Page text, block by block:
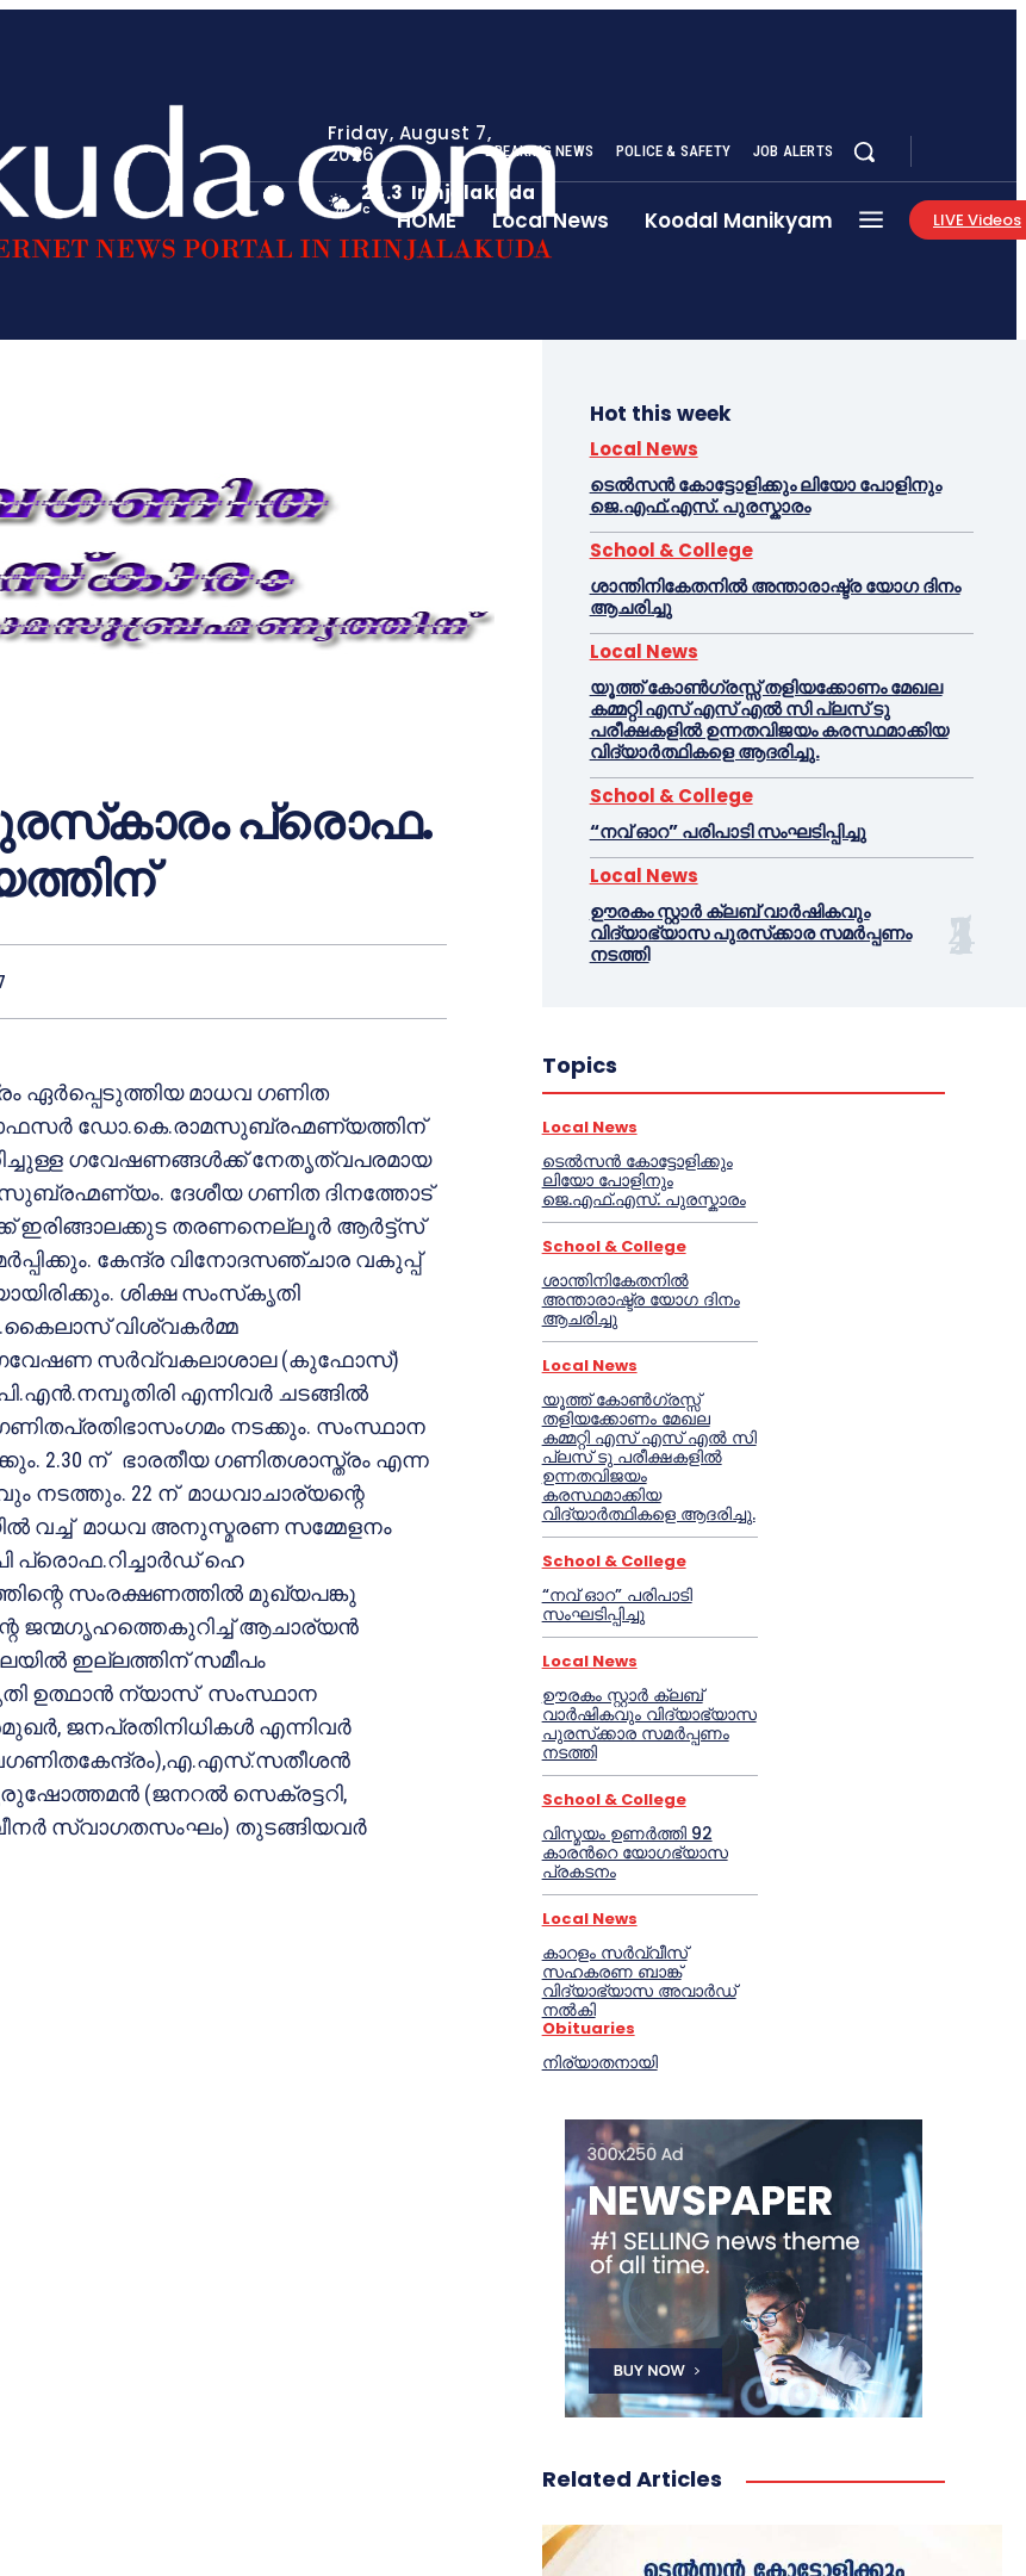
Friday, August 7,
2026
24.3
C
Irinjālakuda
BREAKING NEWS POLICE & SAFETY JOB ALERTS
HOME Local News Koodal Manikyam LIVE Videos
പ്രൊഫ.
ഏര്‍പ്പെടുത്തിയ മാധവ ഗണിത
ഡോ.കെ.രാമസുബ്രഹ്മണ്യത്തിന്
ഗവേഷണങ്ങള്‍ക്ക് നേതൃത്വപരമായ
ദേശീയ ഗണിത ദിനത്തോട്
ഇരിങ്ങാലക്കുട തരണനെല്ലൂര്‍ ആര്‍ട്ട്‌സ്
കേന്ദ്ര വിനോദസഞ്ചാര വകുപ്പ്
ശിക്ഷ സംസ്‌കൃതി
വിശ്വകര്‍മ്മ
ഗവേഷണ സര്‍വ്വകലാശാല (കുഫോസ്)
എന്നിവര്‍ ചടങ്ങില്‍
നടക്കും. സംസ്ഥാന
2.30 ന് ഭാരതീയ ഗണിതശാസ്ത്രം എന്ന
നടത്തും. 22 ന് മാധവാചാര്യന്റെ
വച്ച് മാധവ അനുസ്മരണ സമ്മേളനം
ഹെ
സംരക്ഷണത്തില്‍ മുഖ്യപങ്കു
ജന്മഗൃഹത്തെകുറിച്ച് ആചാര്യന്‍
ഇല്ലത്തിന് സമീപം
ഉത്ഥാന്‍ ന്യാസ് സംസ്ഥാന
ജനപ്രതിനിധികള്‍ എന്നിവര്‍
(ജനറല്‍ സെക്രട്ടറി,
സ്വാഗതസംഘം) തുടങ്ങിയവര്‍
Hot this week
Local News
ടെൽസൻ കോട്ടോളിക്കും ലിയോ പോളിനും
ജെ.എഫ്.എസ്. പുരസ്കാരം
School & College
ശാന്തിനികേതനിൽ അന്താരാഷ്ട്ര യോഗ ദിനം
ആചരിച്ചു
Local News
യൂത്ത് കോൺഗ്രസ്സ് തളിയക്കോണം മേഖല
കമ്മറ്റി എസ് എസ് എൽ സി പ്ലസ് ടു
പരീക്ഷകളിൽ ഉന്നതവിജയം കരസ്ഥമാക്കിയ
വിദ്യാർത്ഥികളെ ആദരിച്ചു.
School & College
“നവ് ഓറ” പരിപാടി സംഘടിപ്പിച്ചു
Local News
ഊരകം സ്റ്റാർ ക്ലബ് വാർഷികവും
വിദ്യാഭ്യാസ പുരസ്‌ക്കാര സമർപ്പണം
നടത്തി
Topics
Local News
ടെൽസൻ കോട്ടോളിക്കും
ലിയോ പോളിനും
ജെ.എഫ്.എസ്. പുരസ്കാരം
School & College
ശാന്തിനികേതനിൽ
അന്താരാഷ്ട്ര യോഗ ദിനം
ആചരിച്ചു
Local News
യൂത്ത് കോൺഗ്രസ്സ്
തളിയക്കോണം മേഖല
കമ്മറ്റി എസ് എസ് എൽ സി
പ്ലസ് ടു പരീക്ഷകളിൽ
ഉന്നതവിജയം
കരസ്ഥമാക്കിയ
വിദ്യാർത്ഥികളെ ആദരിച്ചു.
School & College
“നവ് ഓറ” പരിപാടി
സംഘടിപ്പിച്ചു
Local News
ഊരകം സ്റ്റാർ ക്ലബ്
വാർഷികവും വിദ്യാഭ്യാസ
പുരസ്‌ക്കാര സമർപ്പണം
നടത്തി
School & College
വിസ്മയം ഉണർത്തി 92
കാരൻറെ യോഗഭ്യാസ
പ്രകടനം
Local News
കാറളം സർവ്വീസ്
സഹകരണ ബാങ്ക്
വിദ്യാഭ്യാസ അവാർഡ്
നൽകി
Obituaries
നിര്യാതനായി
Related Articles